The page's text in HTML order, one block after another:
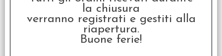
L'Eresia di Horus: Storie
d'Eresia Vol.10
€19,90
la chiusura
verranno registrati e gestiti alla
riapertura.
Buone ferie!